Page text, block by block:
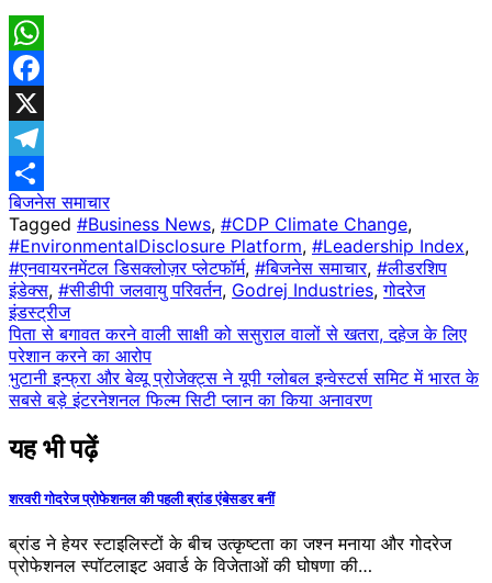
WhatsApp
Facebook
X
Telegram
Share
बिजनेस समाचार
Tagged #Business News, #CDP Climate Change,
#EnvironmentalDisclosure Platform, #Leadership Index,
#एनवायरनमेंटल डिसक्लोज़र प्लेटफॉर्म, #बिजनेस समाचार, #लीडरशिप
इंडेक्स, #सीडीपी जलवायु परिवर्तन, Godrej Industries,गोदरेज
इंडस्ट्रीज
Post
navigation
पिता से बगावत करने वाली साक्षी को ससुराल वालों से खतरा, दहेज के लिए
परेशान करने का आरोप
भुटानी इन्फ्रा और बेव्यू प्रोजेक्ट्स ने यूपी ग्लोबल इन्वेस्टर्स समिट में भारत के
सबसे बड़े इंटरनेशनल फिल्म सिटी प्लान का किया अनावरण
यह भी पढ़ें
शरवरी गोदरेज प्रोफेशनल की पहली ब्रांड एंबेसडर बनीं
ब्रांड ने हेयर स्टाइलिस्टों के बीच उत्कृष्टता का जश्न मनाया और गोदरेज
प्रोफेशनल स्पॉटलाइट अवार्ड के विजेताओं की घोषणा की…